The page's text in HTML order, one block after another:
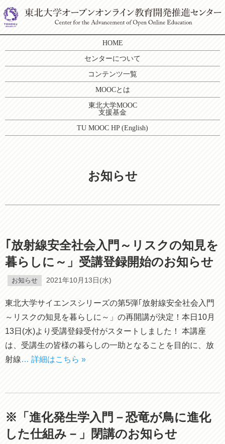
HOME
センターについて
コンテンツ一覧
MOOCとは
東北大学MOOC
支援基金
TU MOOC HP (English)
お知らせ
｢放射線安全社会入門～リスクの知見を
暮らしに～」受講登録開始のお知らせ
お知らせ 2021年10月13日(水)
東北大学サイエンスシリーズの第5弾｢放射線安全社会入門
～リスクの知見を暮らしに～」の再開講が決定！本日10月
13日(水)より受講登録受付がスタートしました！ 本講座
は、受講生の皆様の暮らしの一助となることを目的に、放
射線… 詳細はこちら »
※「進化発生学入門－恐竜が鳥に進化
した仕組み－」閉講のお知らせ